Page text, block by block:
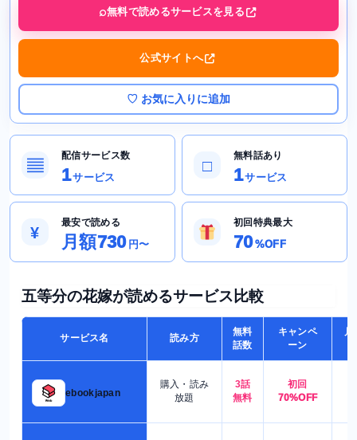
無料で読めるサービスを見る
公式サイトへ
♡ お気に入りに追加
▤
配信サービス数
1サービス
□
無料話あり
1サービス
¥
最安で読める
月額730 円〜
初回特典最大
70%OFF
五等分の花嫁が読めるサービス比較
サービス名 読み方
無料
話数
キャンペ
ーン
月
ebookjapan
購入・読み
放題
3話
無料
初回
70%OFF